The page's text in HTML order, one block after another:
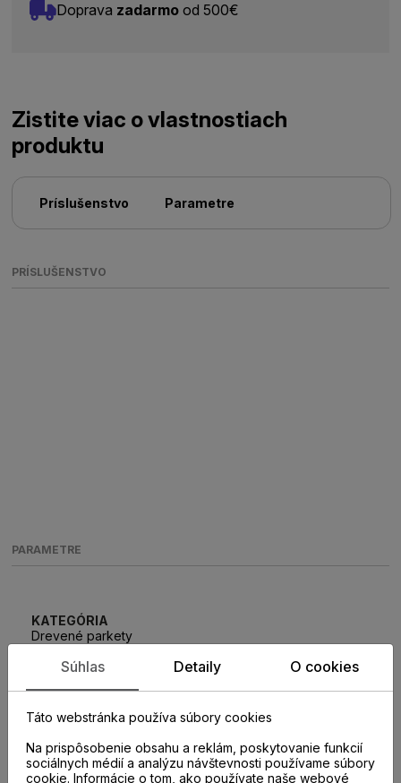
Doprava zadarmo od 500€
Zistite viac o vlastnostiach
produktu
Príslušenstvo Parametre
PRÍSLUŠENSTVO
PARAMETRE
KATEGÓRIA
Drevené parkety
ROZMER LAMELY
TYP SPOJA
5Gc
Súhlas Detaily O cookies
Táto webstránka používa súbory cookies
Na prispôsobenie obsahu a reklám, poskytovanie funkcií
sociálnych médií a analýzu návštevnosti používame súbory
cookie. Informácie o tom, ako používate naše webové